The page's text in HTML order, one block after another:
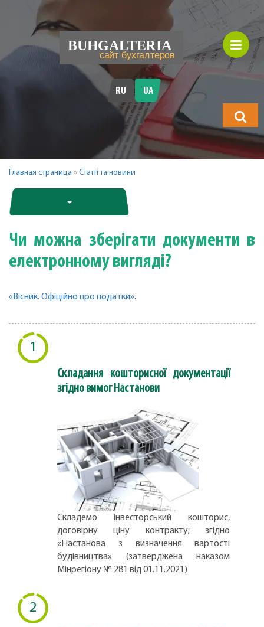
RU UA
Главная страница » Статті та новини
Чи можна зберігати документи в
електронному вигляді?
«Вісник. Офіційно про податки».
1
Складання кошторисної документації
згідно вимог Настанови
Складемо інвесторський кошторис,
договірну ціну контракту; згідно
«Настанова з визначення вартості
будівництва» (затверджена наказом
Мінрегіону № 281 від 01.11.2021)
2